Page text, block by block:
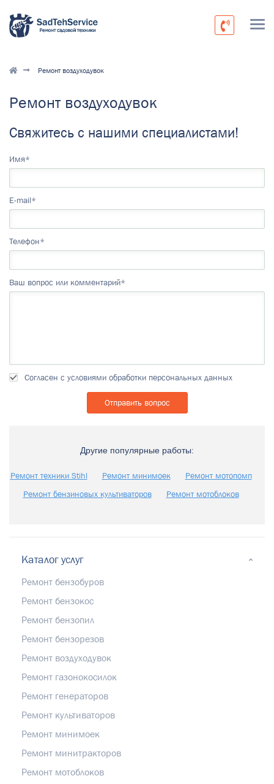
Ремонт воздуходувок
Ремонт воздуходувок
Свяжитесь с нашими специалистами!
Имя*
E-mail*
Телефон*
Ваш вопрос или комментарий*
Согласен с условиями обработки персональных данных
Другие популярные работы:
Ремонт техники Stihl Ремонт минимоек
Ремонт мотопомп
Ремонт бензиновых культиваторов
Ремонт мотоблоков
Каталог услуг
Ремонт бензобуров
Ремонт бензокос
Ремонт бензопил
Ремонт бензорезов
Ремонт воздуходувок
Ремонт газонокосилок
Ремонт генераторов
Ремонт культиваторов
Ремонт минимоек
Ремонт минитракторов
Ремонт мотоблоков